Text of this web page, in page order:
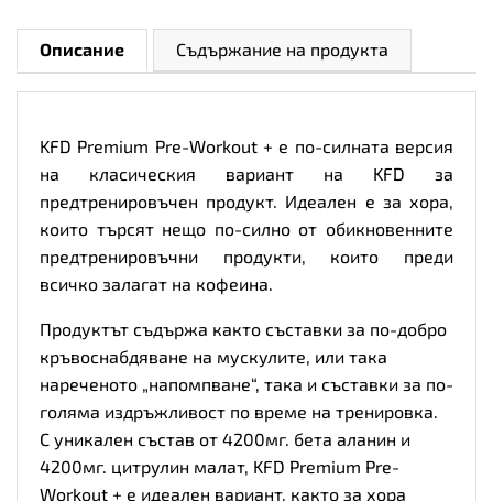
Описание Съдържание на продукта
KFD Premium Pre-Workout + е по-силната версия
на класическия вариант на KFD за
предтренировъчен продукт. Идеален е за хора,
които търсят нещо по-силно от обикновенните
предтренировъчни продукти, които преди
всичко залагат на кофеина.
Продуктът съдържа както съставки за по-добро
кръвоснабдяване на мускулите, или така
нареченото „напомпване“, така и съставки за по-
голяма издръжливост по време на тренировка.
С уникален състав от 4200мг. бета аланин и
4200мг. цитрулин малат, KFD Premium Pre-
Workout + е идеален вариант, както за хора